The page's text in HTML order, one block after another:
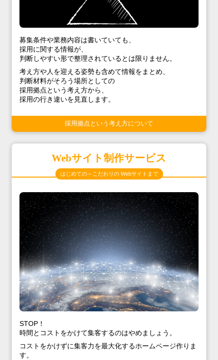
募集条件や業務内容は書いていても、
採用に関する情報が、
判断しやすい形で整理されているとは限りません。
考え方や人を迎える姿勢も含めて情報をまとめ、
判断材料がそろう場所としての
採用拠点という考え方から、
採用の行き違いを見直します。
採用拠点という考え方について
Webサイト制作サービス
はじめての～こだわりの Webサイトまで
STOP！
時間とコストをかけて集客するのはやめましょう。
コストをかけずに集客力を最大化するホームページ作りま
す。